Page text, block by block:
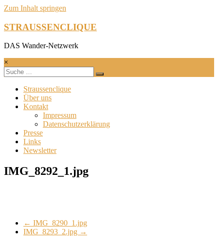
Zum Inhalt springen
STRAUSSENCLIQUE
DAS Wander-Netzwerk
×
Straussenclique
Über uns
Kontakt
Impressum
Datenschutzerklärung
Presse
Links
Newsletter
IMG_8292_1.jpg
← IMG_8290_1.jpg
IMG_8293_2.jpg →